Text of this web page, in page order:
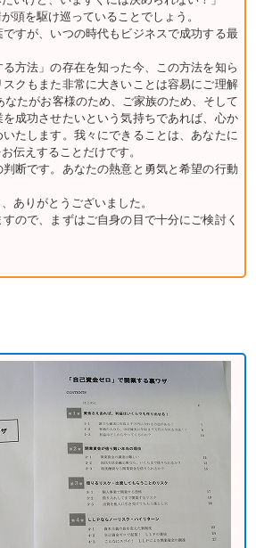
頭を駆け巡っていることでしょう。
すが、いつの時代もビジネスで成功する最
る方法」の存在を知った今、この方法を知ら
クもまた非常に大きいことは容易にご理解
なたがお客様のため、ご家族のため、そして
成功させたいという気持ちであれば、心か
たします。我々にできることは、あなたに
伝えすることだけです。
断です。あなたの熱意と勇気と希望の行動
ありがとうございました。
ので、まずはご自身の目で十分にご検討く